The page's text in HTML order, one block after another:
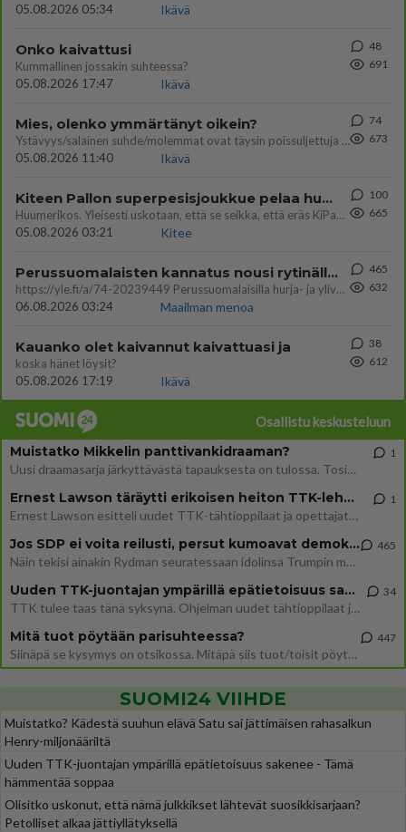
05.08.2026 05:34
Ikävä
Onko kaivattusi
Kummallinen jossakin suhteessa?
05.08.2026 17:47
Ikävä
48
691
Mies, olenko ymmärtänyt oikein?
Ystävyys/salainen suhde/molemmat ovat täysin poissuljettuja asioita? Nainen
05.08.2026 11:40
Ikävä
74
673
Kiteen Pallon superpesisjoukkue pelaa huumeiden vaikutuksen alaisena
Huumerikos. Yleisesti uskotaan, että se seikka, että eräs KiPan pelaaja kärähtää huumeista, on vain jäävuoren huippu. M
05.08.2026 03:21
Kitee
100
665
Perussuomalaisten kannatus nousi rytinällä Ylen tänään julkaisemassa tuoreimmassa gallup-kyselyssä.
https://yle.fi/a/74-20239449 Perussuomalaisilla hurja- ja ylivoimaisesti suurin nousu tässä uudessa Ylen gallupissa. Kyl
06.08.2026 03:24
Maailman menoa
465
632
Kauanko olet kaivannut kaivattuasi ja
koska hänet löysit?
05.08.2026 17:19
Ikävä
38
612
Osallistu keskusteluun
Muistatko Mikkelin panttivankidraaman?
Uusi draamasarja järkyttävästä tapauksesta on tulossa. Tositapahtumiin perustuva sarja ammentaa vuoden 1986 Mikkelin pan
1
Ernest Lawson täräytti erikoisen heiton TTK-lehdistötilaisuudessa: " Onko tässä tarkoituksena...?"
Ernest Lawson esitteli uudet TTK-tähtioppilaat ja opettajat torstaina 6.8. lehdistölle. Tulevalla kaudella on yksi hausk
1
Jos SDP ei voita reilusti, persut kumoavat demokratian Suomesta
Näin tekisi ainakin Rydman seuratessaan idolinsa Trumpin mallia https://www.is.fi/politiikka/art-2000012187244.html
465
Uuden TTK-juontajan ympärillä epätietoisuus sakenee - Nyt MTV hämmentää soppaa
TTK tulee taas tänä syksynä. Ohjelman uudet tähtioppilaat julkistetaan torstaina 6. elokuuta klo 14 alkavassa lehdistö
34
Mitä tuot pöytään parisuhteessa?
Siinäpä se kysymys on otsikossa. Mitäpä siis tuot/toisit pöytään parisuhteessa? Oletko mies vai nainen? Koetko sen mitä
447
SUOMI24 VIIHDE
Muistatko? Kädestä suuhun elävä Satu sai jättimäisen rahasalkun
Henry-miljonääriltä
Uuden TTK-juontajan ympärillä epätietoisuus sakenee - Tämä
hämmentää soppaa
Olisitko uskonut, että nämä julkkikset lähtevät suosikkisarjaan?
Petolliset alkaa jättiyllätyksellä